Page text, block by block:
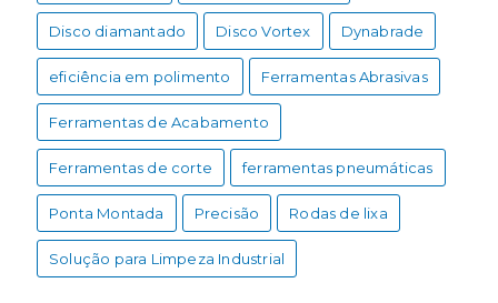
Disco diamantado Disco Vortex Dynabrade
eficiência em polimento Ferramentas Abrasivas
Ferramentas de Acabamento
Ferramentas de corte ferramentas pneumáticas
Ponta Montada Precisão Rodas de lixa
Solução para Limpeza Industrial